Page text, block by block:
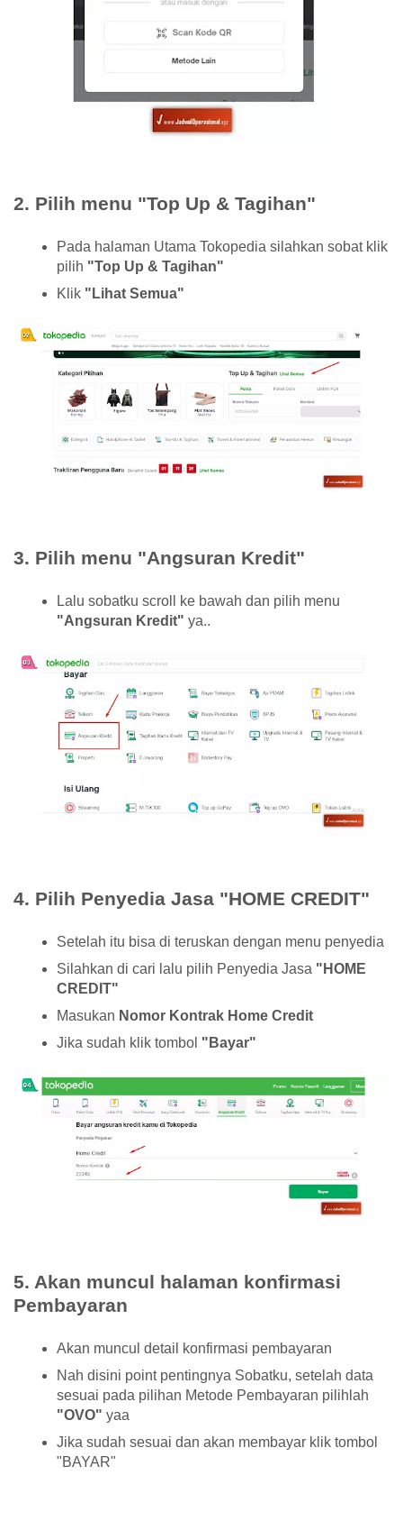
2. Pilih menu "Top Up & Tagihan"
Pada halaman Utama Tokopedia silahkan sobat klik
pilih "Top Up & Tagihan"
Klik "Lihat Semua"
3. Pilih menu "Angsuran Kredit"
Lalu sobatku scroll ke bawah dan pilih menu
"Angsuran Kredit" ya..
4. Pilih Penyedia Jasa "HOME CREDIT"
Setelah itu bisa di teruskan dengan menu penyedia
Silahkan di cari lalu pilih Penyedia Jasa "HOME
CREDIT"
Masukan Nomor Kontrak Home Credit
Jika sudah klik tombol "Bayar"
5. Akan muncul halaman konfirmasi
Pembayaran
Akan muncul detail konfirmasi pembayaran
Nah disini point pentingnya Sobatku, setelah data
sesuai pada pilihan Metode Pembayaran pilihlah
"OVO" yaa
Jika sudah sesuai dan akan membayar klik tombol
"BAYAR"